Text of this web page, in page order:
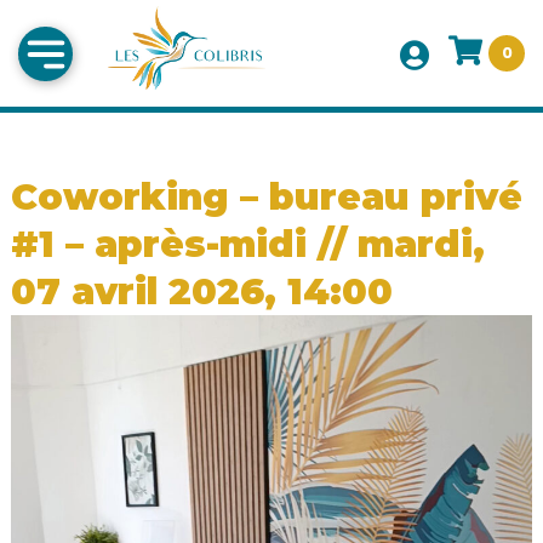
0
Coworking – bureau privé
#1 – après-midi // mardi,
07 avril 2026, 14:00